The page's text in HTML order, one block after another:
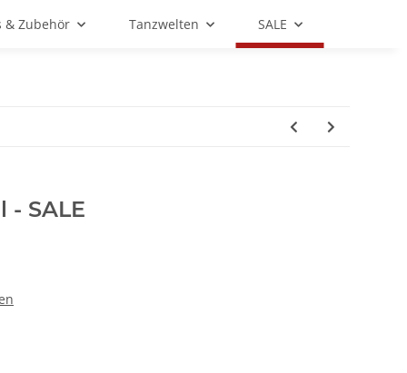
& Zubehör Tanzwelten SALE
SALE